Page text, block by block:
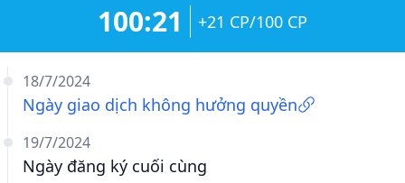
18/7/2024
Ngày giao dịch không hưởng quyền
19/7/2024
Ngày đăng ký cuối cùng
100:21 +21 CP/100 CP